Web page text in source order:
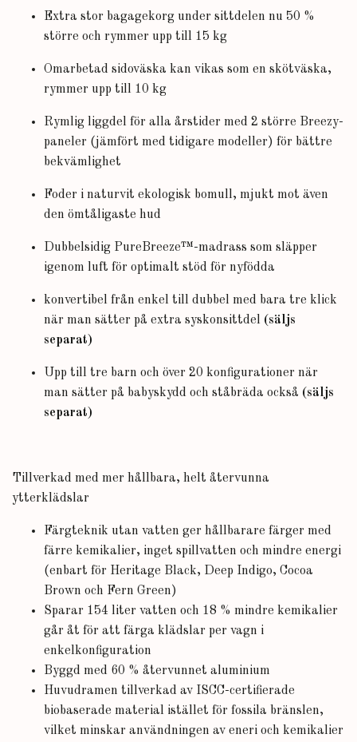
Extra stor bagagekorg under sittdelen nu 50 %
större och rymmer upp till 15 kg
Omarbetad sidoväska kan vikas som en skötväska,
rymmer upp till 10 kg
Rymlig liggdel för alla årstider med 2 större Breezy-
paneler (jämfört med tidigare modeller) för bättre
bekvämlighet
Foder i naturvit ekologisk bomull, mjukt mot även
den ömtåligaste hud
Dubbelsidig PureBreeze™-madrass som släpper
igenom luft för optimalt stöd för nyfödda
konvertibel från enkel till dubbel med bara tre klick
när man sätter på extra syskonsittdel (säljs
separat)
Upp till tre barn och över 20 konfigurationer när
man sätter på babyskydd och ståbräda också (säljs
separat)
Tillverkad med mer hållbara, helt återvunna
ytterklädslar
Färgteknik utan vatten ger hållbarare färger med
färre kemikalier, inget spillvatten och mindre energi
(enbart för Heritage Black, Deep Indigo, Cocoa
Brown och Fern Green)
Sparar 154 liter vatten och 18 % mindre kemikalier
går åt för att färga klädslar per vagn i
enkelkonfiguration
Byggd med 60 % återvunnet aluminium
Huvudramen tillverkad av ISCC-certifierade
biobaserade material istället för fossila bränslen,
vilket minskar användningen av eneri och kemikalier